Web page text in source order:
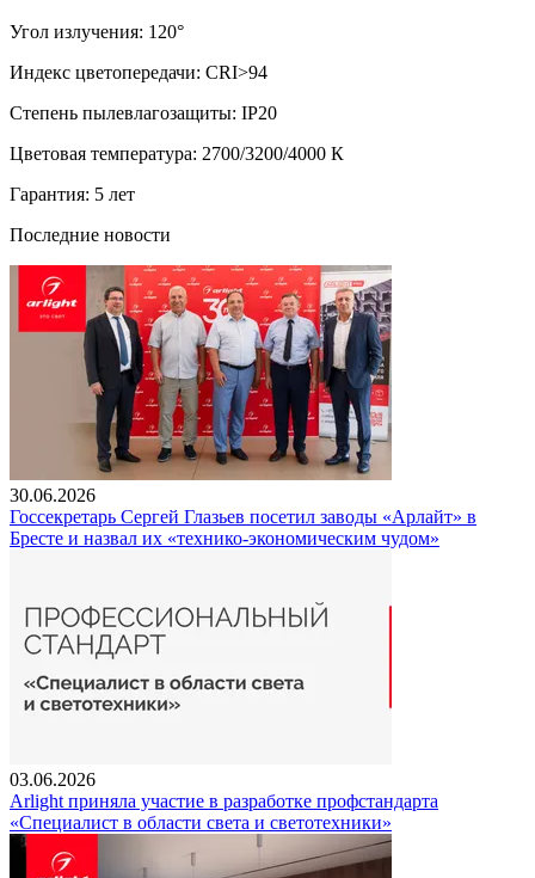
Угол излучения: 120°
Индекс цветопередачи: CRI>94
Степень пылевлагозащиты: IP20
Цветовая температура: 2700/3200/4000 К
Гарантия: 5 лет
Последние новости
30.06.2026
Госсекретарь Сергей Глазьев посетил заводы «Арлайт» в
Бресте и назвал их «технико-экономическим чудом»
03.06.2026
Arlight приняла участие в разработке профстандарта
«Специалист в области света и светотехники»